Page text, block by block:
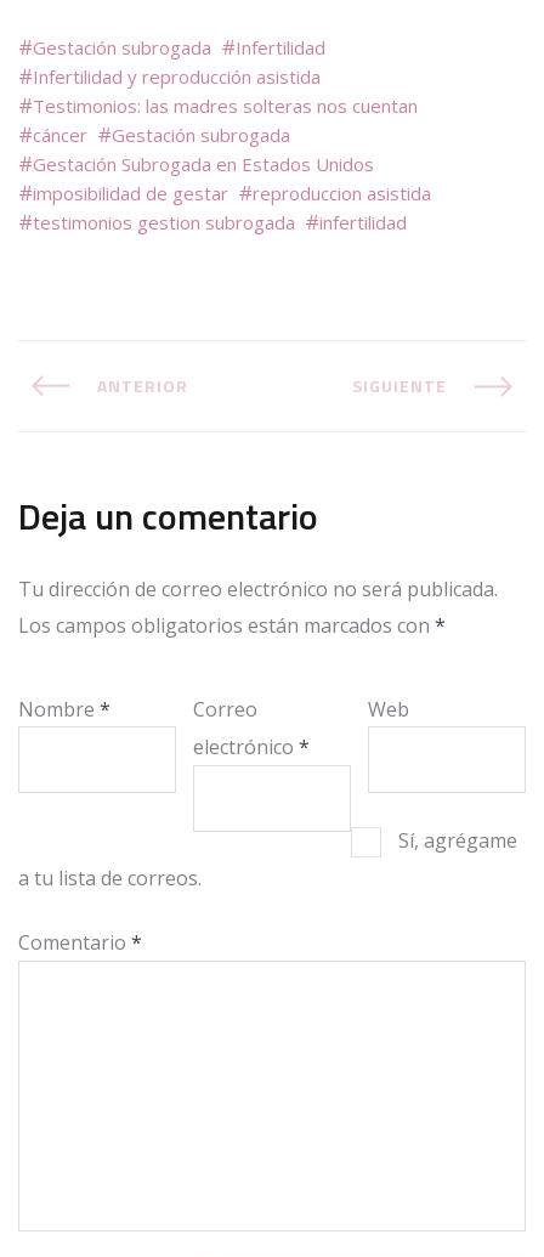
Gestación subrogada
Infertilidad
Infertilidad y reproducción asistida
Testimonios: las madres solteras nos cuentan
cáncer
Gestación subrogada
Gestación Subrogada en Estados Unidos
imposibilidad de gestar
reproduccion asistida
testimonios gestion subrogada
infertilidad
ANTERIOR SIGUIENTE
Deja un comentario
Tu dirección de correo electrónico no será publicada.
Los campos obligatorios están marcados con *
Nombre *
Correo
electrónico*
Web
Sí, agrégame
a tu lista de correos.
Comentario *